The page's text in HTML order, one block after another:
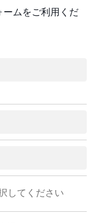
ームをご利用くだ
してください